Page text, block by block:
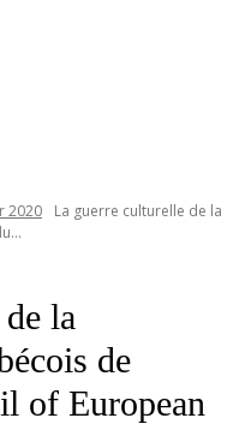
2020
La guerre culturelle de la
la
de
of European